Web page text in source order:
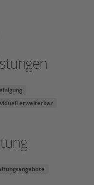
erweiterbar